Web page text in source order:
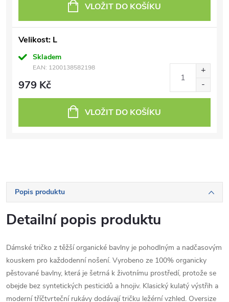
VLOŽIT DO KOŠÍKU
Velikost: L
Skladem
EAN: 1200138582198
979 Kč
VLOŽIT DO KOŠÍKU
Popis produktu
Detailní popis produktu
Dámské tričko z těžší organické bavlny je pohodlným a nadčasovým
kouskem pro každodenní nošení. Vyrobeno ze 100% organicky
pěstované bavlny, která je šetrná k životnímu prostředí, protože se
obejde bez syntetických pesticidů a hnojiv. Klasický kulatý výstřih a
moderní tříčtvrteční rukávy dodávají tričku ležérní vzhled. Oversize